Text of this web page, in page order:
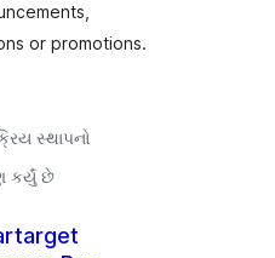
or promotions.
સ્થાપનો
કર્યું છે